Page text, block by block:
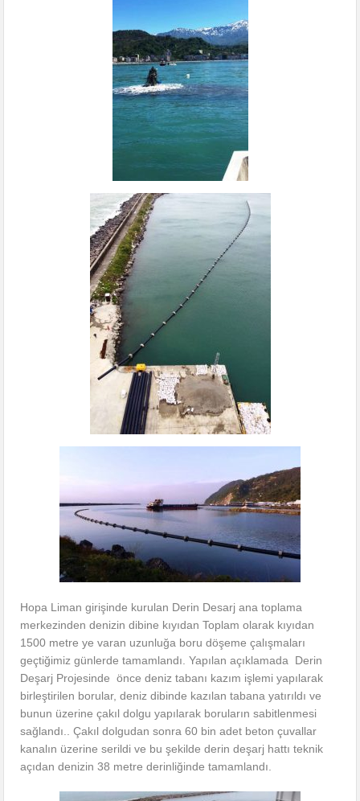
Hopa Liman girişinde kurulan Derin Desarj ana toplama
merkezinden denizin dibine kıyıdan Toplam olarak kıyıdan
1500 metre ye varan uzunluğa boru döşeme çalışmaları
geçtiğimiz günlerde tamamlandı. Yapılan açıklamada Derin
Deşarj Projesinde önce deniz tabanı kazım işlemi yapılarak
birleştirilen borular, deniz dibinde kazılan tabana yatırıldı ve
bunun üzerine çakıl dolgu yapılarak boruların sabitlenmesi
sağlandı.. Çakıl dolgudan sonra 60 bin adet beton çuvallar
kanalın üzerine serildi ve bu şekilde derin deşarj hattı teknik
açıdan denizin 38 metre derinliğinde tamamlandı.